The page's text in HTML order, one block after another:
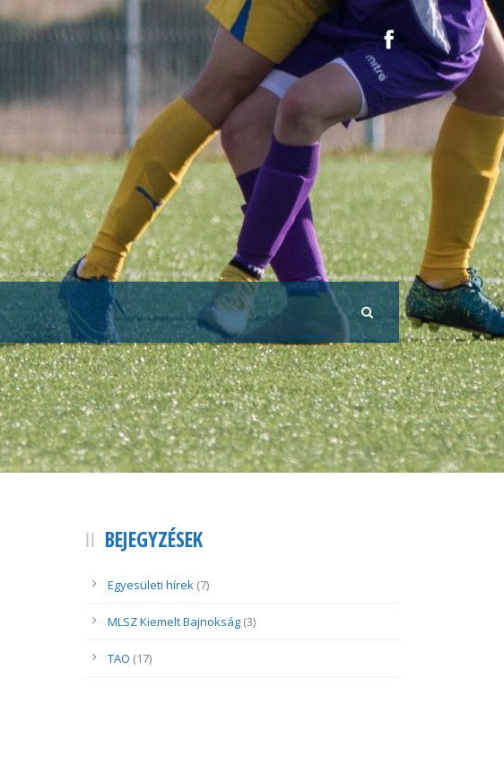
BEJEGYZÉSEK
Egyesületi hírek (7)
MLSZ Kiemelt Bajnokság (3)
TAO (17)